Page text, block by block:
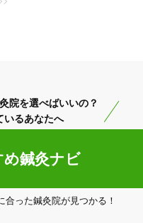
索結果を見る
院を選べばいいの？
いるあなたへ
め鍼灸ナビ
合った鍼灸院が見つかる！